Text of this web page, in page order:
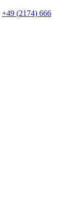
+49 (2174) 666